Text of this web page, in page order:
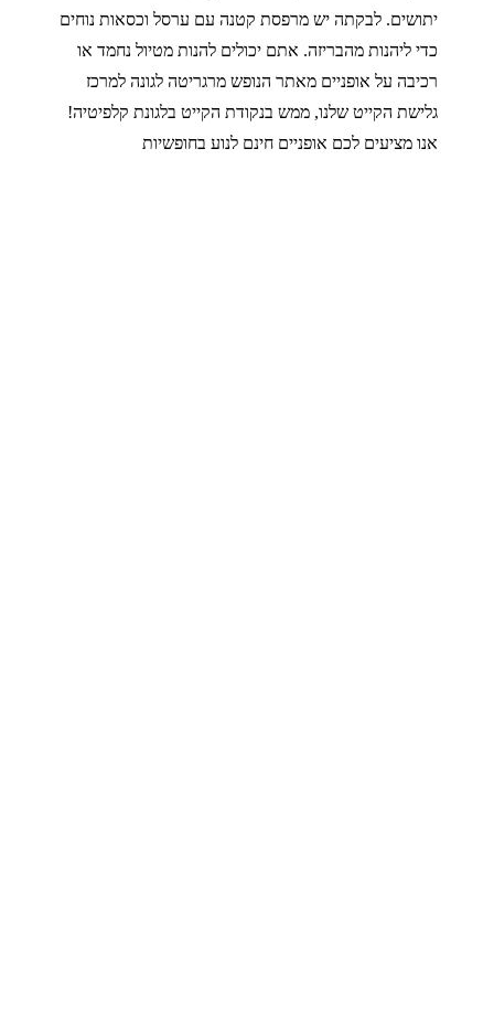
יתושים. לבקתה יש מרפסת קטנה עם ערסל וכסאות נוחים
כדי ליהנות מהבריזה. אתם יכולים להנות מטיול נחמד או
רכיבה על אופניים מאתר הנופש מרגריטה לגונה למרכז
גלישת הקייט שלנו, ממש בנקודת הקייט בלגונת קלפיטיה!
אנו מציעים לכם אופניים חינם לנוע בחופשיות